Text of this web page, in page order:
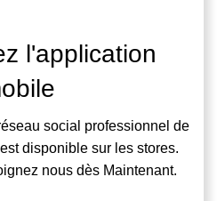
l'application
social professionnel de
disponible sur les stores.
nous dès Maintenant.